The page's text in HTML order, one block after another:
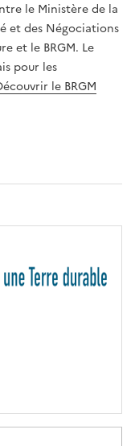
le Ministère de la
et des Négociations
et le BRGM. Le
pour les
le BRGM